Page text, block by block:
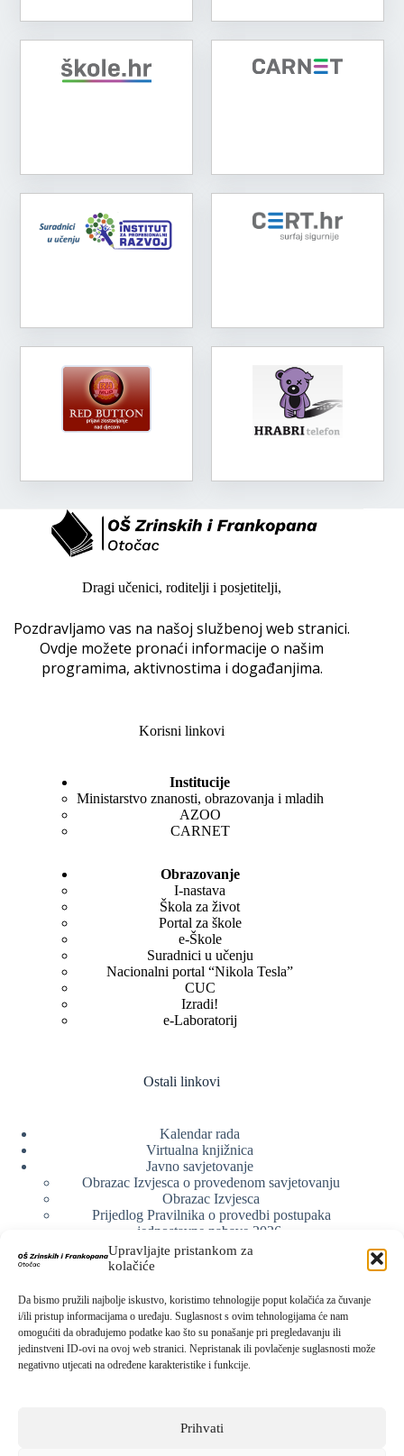
Upravljajte pristankom za
kolačiće
Da bismo pružili najbolje iskustvo, koristimo tehnologije poput kolačića za čuvanje
i/ili pristup informacijama o uređaju. Suglasnost s ovim tehnologijama će nam
omogućiti da obrađujemo podatke kao što su ponašanje pri pregledavanju ili
jedinstveni ID-ovi na ovoj web stranici. Nepristanak ili povlačenje suglasnosti može
negativno utjecati na određene karakteristike i funkcije.
Prihvati
Dragi učenici, roditelji i posjetitelji,
Pozdravljamo vas na našoj službenoj web stranici.
Ovdje možete pronaći informacije o našim
programima, aktivnostima i događanjima.
Korisni linkovi
Institucije
Ministarstvo znanosti, obrazovanja i mladih
AZOO
CARNET
Obrazovanje
I-nastava
Škola za život
Portal za škole
e-Škole
Suradnici u učenju
Nacionalni portal “Nikola Tesla”
CUC
Izradi!
e-Laboratorij
Ostali linkovi
Kalendar rada
Virtualna knjižnica
Javno savjetovanje
Obrazac Izvjesca o provedenom savjetovanju
Obrazac Izvjesca
Prijedlog Pravilnika o provedbi postupaka
jednostavne nabave 2026.
Obrazlozenje uz prijedlog Pravilnika o provedbi
postupka jednostavne nabave
Web arhiva
Politika o zaštiti privatnosti
Kralja Zvonimira 15, 53220 Otočac